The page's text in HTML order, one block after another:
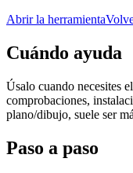
Abrir la herramienta
Cuándo ayuda
Úsalo cuando necesites
comprobaciones,
plano/dibujo, suele ser
Paso a paso